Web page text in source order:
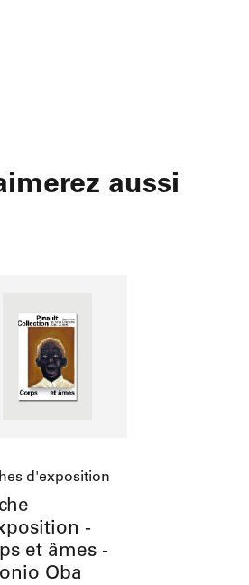
aussi
d'exposition
-
et âmes -
Oba